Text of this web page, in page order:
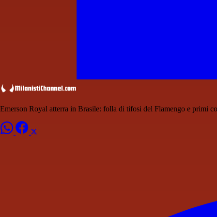
Emerson Royal atterra in Brasile: folla di tifosi del Flamengo e primi